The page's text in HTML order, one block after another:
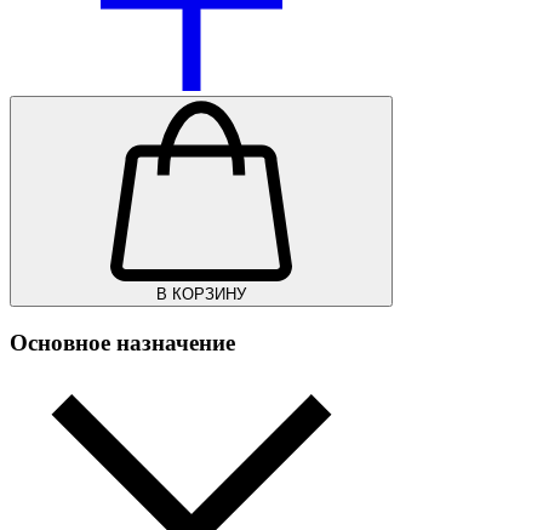
В КОРЗИНУ
Основное назначение